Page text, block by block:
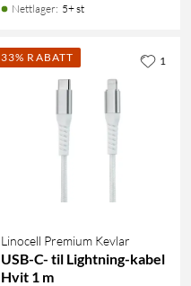
Nettlager: 5+ st
33% RABATT
Linocell Premium Kevlar
USB-C- til Lightning-kabel
Hvit 1 m
1